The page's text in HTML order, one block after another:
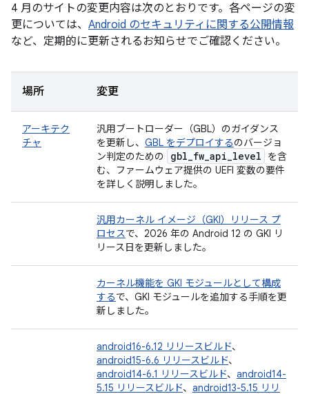
4 月のサイトの変更内容は次のとおりです。各ページの変
更については、 Android のセキュリティに関する公開情報
など、定期的に更新されるお知らせでご確認ください。
場所 変更
アーキテク
チャ
汎用ブートローダー（GBL）のガイダンス
を更新し、 GBL をデプロイするのバージョ
ン判定のための
gbl_fw_api_level
を含
む、ファームウェア提供の UEFI 変数の要件
を詳しく説明しました。
汎用カーネル イメージ（GKI）リリース プ
ロセスで、2026 年の Android 12 の GKI リ
リース日を更新しました。
カーネル機能を GKI モジュールとして構成
するで、GKI モジュールを追加する手順を更
新しました。
android16-6.12 リリースビルド、
android15-6.6 リリースビルド、
android14-6.1 リリースビルド、 android14-
5.15 リリースビルド、 android13-5.15 リリ